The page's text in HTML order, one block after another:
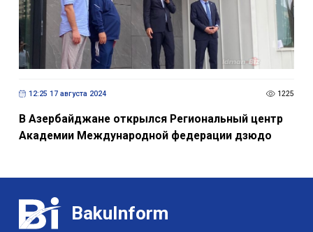
12:25 17 августа 2024 1225
В Азербайджане открылся Региональный центр
Академии Международной федерации дзюдо
BakuInform